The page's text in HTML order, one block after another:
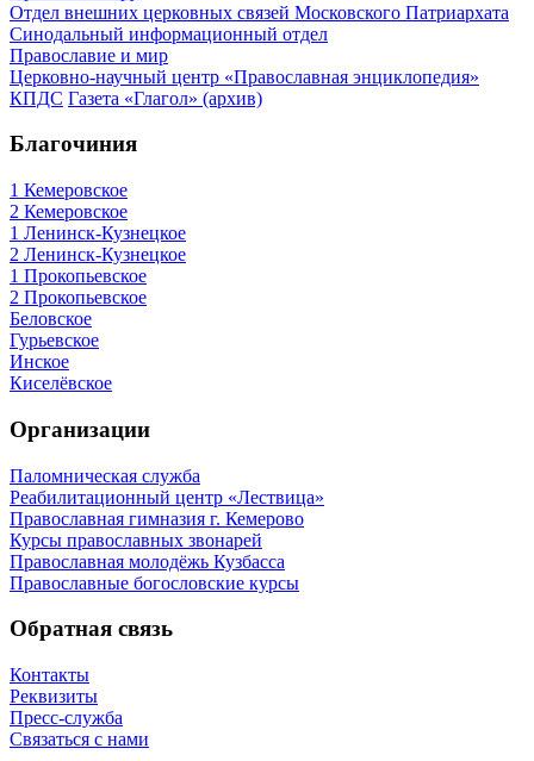
Отдел внешних церковных связей Московского Патриархата
Синодальный информационный отдел
Православие и мир
Церковно-научный центр «Православная энциклопедия»
КПДС Газета «Глагол» (архив)
Благочиния
1 Кемеровское
2 Кемеровское
1 Ленинск-Кузнецкое
2 Ленинск-Кузнецкое
1 Прокопьевское
2 Прокопьевское
Беловское
Гурьевское
Инское
Киселёвское
Организации
Паломническая служба
Реабилитационный центр «Лествица»
Православная гимназия г. Кемерово
Курсы православных звонарей
Православная молодёжь Кузбасса
Православные богословские курсы
Обратная связь
Контакты
Реквизиты
Пресс-служба
Связаться с нами